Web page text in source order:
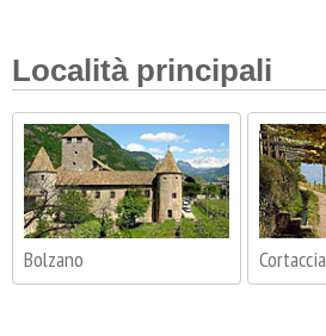
Località principali
Bolzano Cortaccia